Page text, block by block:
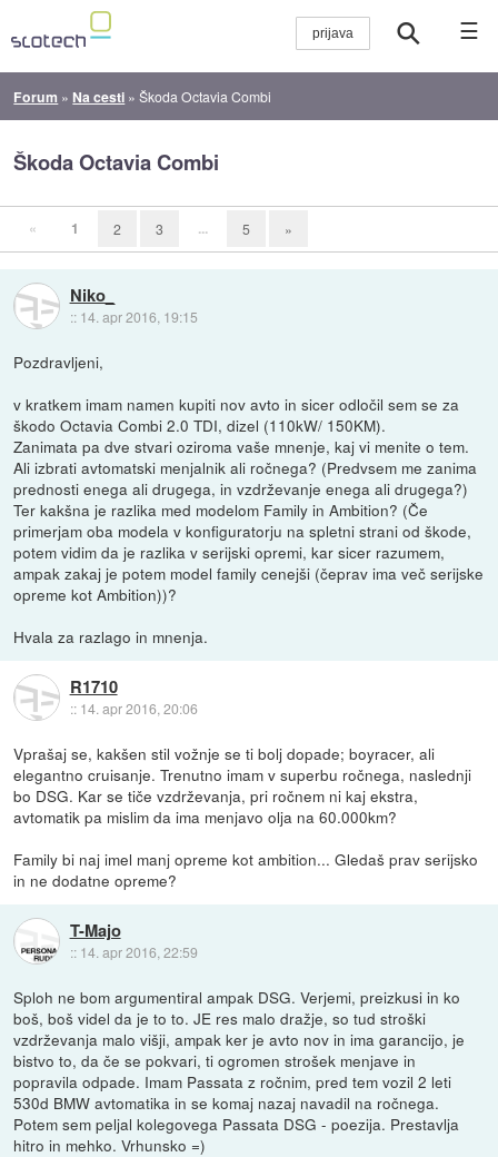
☰
Forum » Na cesti »Škoda Octavia Combi
Škoda Octavia Combi
« 1 2 3 ... 5 »
Niko_
:: 14. apr 2016, 19:15
Pozdravljeni,
v kratkem imam namen kupiti nov avto in sicer odločil sem se za
škodo Octavia Combi 2.0 TDI, dizel (110kW/ 150KM).
Zanimata pa dve stvari oziroma vaše mnenje, kaj vi menite o tem.
Ali izbrati avtomatski menjalnik ali ročnega? (Predvsem me zanima
prednosti enega ali drugega, in vzdrževanje enega ali drugega?)
Ter kakšna je razlika med modelom Family in Ambition? (Če
primerjam oba modela v konfiguratorju na spletni strani od škode,
potem vidim da je razlika v serijski opremi, kar sicer razumem,
ampak zakaj je potem model family cenejši (čeprav ima več serijske
opreme kot Ambition))?
Hvala za razlago in mnenja.
R1710
:: 14. apr 2016, 20:06
Vprašaj se, kakšen stil vožnje se ti bolj dopade; boyracer, ali
elegantno cruisanje. Trenutno imam v superbu ročnega, naslednji
bo DSG. Kar se tiče vzdrževanja, pri ročnem ni kaj ekstra,
avtomatik pa mislim da ima menjavo olja na 60.000km?
Family bi naj imel manj opreme kot ambition... Gledaš prav serijsko
in ne dodatne opreme?
T-Majo
:: 14. apr 2016, 22:59
Sploh ne bom argumentiral ampak DSG. Verjemi, preizkusi in ko
boš, boš videl da je to to. JE res malo dražje, so tud stroški
vzdrževanja malo višji, ampak ker je avto nov in ima garancijo, je
bistvo to, da če se pokvari, ti ogromen strošek menjave in
popravila odpade. Imam Passata z ročnim, pred tem vozil 2 leti
530d BMW avtomatika in se komaj nazaj navadil na ročnega.
Potem sem peljal kolegovega Passata DSG - poezija. Prestavlja
hitro in mehko. Vrhunsko =)